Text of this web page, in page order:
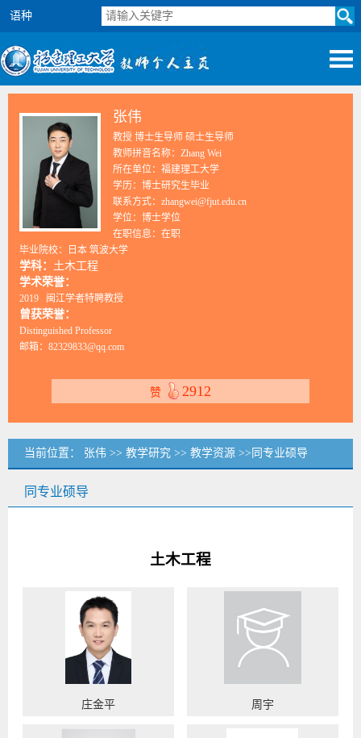
语种
张伟
教授 博士生导师 硕士生导师
教师拼音名称：Zhang Wei
所在单位：福建理工大学
学历：博士研究生毕业
联系方式：zhangwei@fjut.edu.cn
学位：博士学位
在职信息：在职
毕业院校：日本 筑波大学
学科： 土木工程
学术荣誉：
2019 闽江学者特聘教授
曾获荣誉：
Distinguished Professor
邮箱： 82329833@qq.com
赞 2912
当前位置： 张伟 >> 教学研究 >> 教学资源 >>同专业硕导
同专业硕导
土木工程
庄金平 周宇